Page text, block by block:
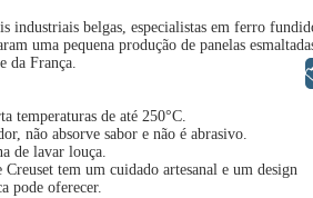
industriais belgas, especialistas em ferro
uma pequena produção de panelas
da França.
temperaturas de até 250°C.
não absorve sabor e não é abrasivo.
de lavar louça.
tem um cuidado artesanal e um design
pode oferecer.